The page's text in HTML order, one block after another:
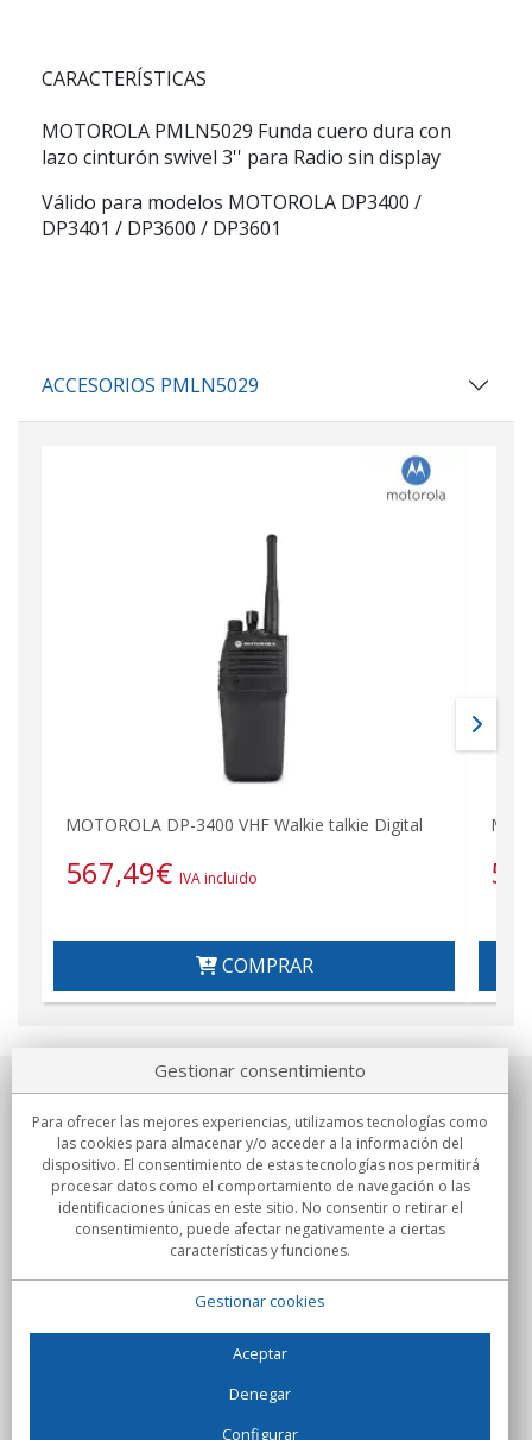
CARACTERÍSTICAS
MOTOROLA PMLN5029 Funda cuero dura con
lazo cinturón swivel 3'' para Radio sin display
Válido para modelos MOTOROLA DP3400 /
DP3401 / DP3600 / DP3601
ACCESORIOS PMLN5029
MOTOROLA DP-3400 VHF Walkie talkie Digital
567,49€ IVA incluido
COMPRAR
Sobre nosotros
Compromisos
Compras
Gestionar consentimiento
Para ofrecer las mejores experiencias, utilizamos tecnologías como
las cookies para almacenar y/o acceder a la información del
dispositivo. El consentimiento de estas tecnologías nos permitirá
procesar datos como el comportamiento de navegación o las
identificaciones únicas en este sitio. No consentir o retirar el
consentimiento, puede afectar negativamente a ciertas
características y funciones.
Gestionar cookies
Aceptar
Denegar
Configurar